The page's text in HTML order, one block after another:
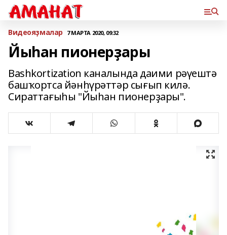
Bидеояҙмалар 7 МАРТА 2020, 09:32
Йыһан пионерҙары
Bashkortization каналында даими рәүештә
башҡортса йәнһүрәттәр сығып килә.
Сираттағыһы "Йыһан пионерҙары".